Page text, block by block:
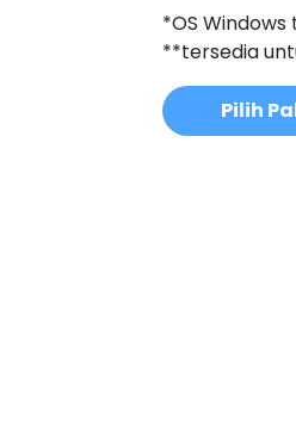
*OS
**tersedia
Pilih